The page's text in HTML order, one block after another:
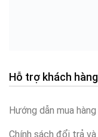
Chính sách đổi trả và
Chính Sách Thanh
Điều khoản trang